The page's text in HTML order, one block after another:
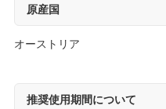
原産国
オーストリア
推奨使用期間について